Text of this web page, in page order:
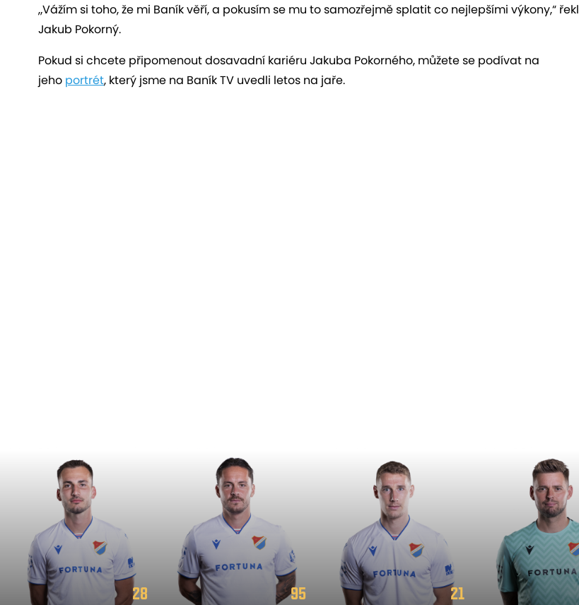
„Vážím si toho, že mi Baník věří, a pokusím se mu to samozřejmě splatit co nejlepšími výkony,“ řekl
Jakub Pokorný.
Pokud si chcete připomenout dosavadní kariéru Jakuba Pokorného, můžete se podívat na
jeho portrét, který jsme na Baník TV uvedli letos na jaře.
28 95 21